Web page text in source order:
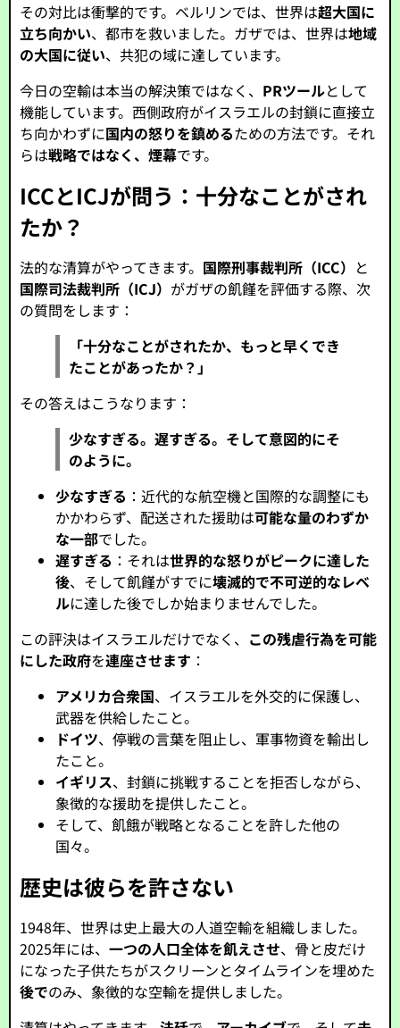
その対比は衝撃的です。ベルリンでは、世界は超大国に
立ち向かい、都市を救いました。ガザでは、世界は地域
の大国に従い、共犯の域に達しています。
今日の空輸は本当の解決策ではなく、 PRツールとして
機能しています。西側政府がイスラエルの封鎖に直接立
ち向かわずに国内の怒りを鎮めるための方法です。それ
らは戦略ではなく、煙幕です。
ICCとICJが問う：十分なことがされ
たか？
法的な清算がやってきます。 国際刑事裁判所（ICC） と
国際司法裁判所（ICJ） がガザの飢饉を評価する際、次
の質問をします：
「十分なことがされたか、もっと早くでき
たことがあったか？」
その答えはこうなります：
少なすぎる。遅すぎる。そして意図的にそ
のように。
少なすぎる ：近代的な航空機と国際的な調整にも
かかわらず、配送された援助は可能な量のわずか
な一部でした。
遅すぎる ：それは世界的な怒りがピークに達した
後、そして飢饉がすでに壊滅的で不可逆的なレベ
ルに達した後でしか始まりませんでした。
この評決はイスラエルだけでなく、 この残虐行為を可能
にした政府を連座させます ：
アメリカ合衆国、イスラエルを外交的に保護し、
武器を供給したこと。
ドイツ、停戦の言葉を阻止し、軍事物資を輸出し
たこと。
イギリス、封鎖に挑戦することを拒否しながら、
象徴的な援助を提供したこと。
そして、飢餓が戦略となることを許した他の
国々。
歴史は彼らを許さない
1948年、世界は史上最大の人道空輸を組織しました。
2025年には、一つの人口全体を飢えさせ、骨と皮だけ
になった子供たちがスクリーンとタイムラインを埋めた
後でのみ、象徴的な空輸を提供しました。